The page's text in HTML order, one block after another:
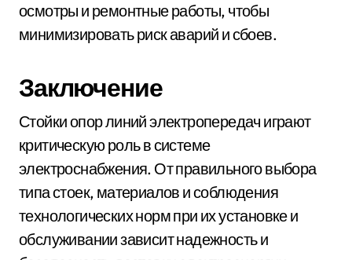
осмотры и ремонтные работы, чтобы
минимизировать риск аварий и сбоев.
Заключение
Стойки опор линий электропередач играют
критическую роль в системе
электроснабжения. От правильного выбора
типа стоек, материалов и соблюдения
технологических норм при их установке и
обслуживании зависит надежность и